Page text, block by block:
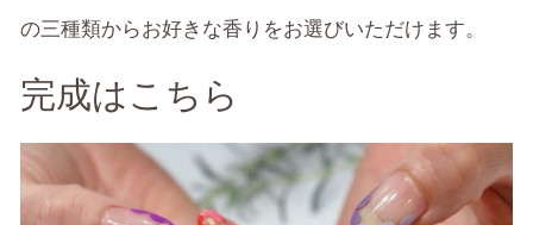
の三種類からお好きな香りをお選びいただけます。
完成はこちら